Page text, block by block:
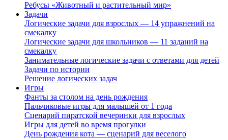
Ребусы «Животный и растительный мир»
Задачи
Логические задачи для взрослых — 14 упражнений на
смекалку
Логические задачи для школьников — 11 заданий на
смекалку
Занимательные логические задачи с ответами для детей
Задачи по истории
Решение логических задач
Игры
Фанты за столом на день рождения
Пальчиковые игры для малышей от 1 года
Сценарий пиратской вечеринки для взрослых
Игры для детей во время прогулки
День рождения кота — сценарий для веселого